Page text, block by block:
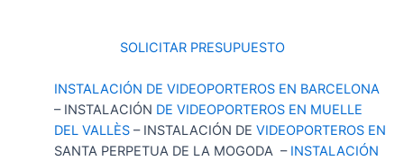
SOLICITAR PRESUPUESTO
INSTALACIÓN DE VIDEOPORTEROS EN BARCELONA
– INSTALACIÓN DE VIDEOPORTEROS EN MUELLE
DEL VALLÈS – INSTALACIÓN DE VIDEOPORTEROS EN
SANTA PERPETUA DE LA MOGODA – INSTALACIÓN